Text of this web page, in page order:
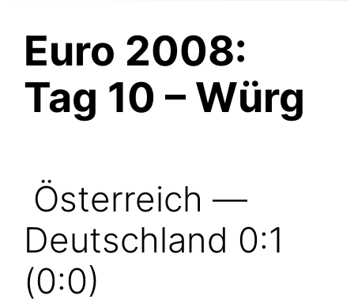
Euro 2008:
Tag 10 – Würg
Österreich —
Deutschland 0:1
(0:0)